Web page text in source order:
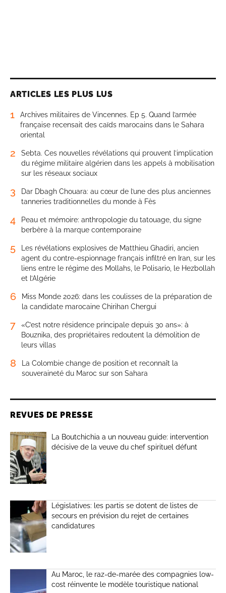
ARTICLES LES PLUS LUS
1
Archives militaires de Vincennes. Ep 5. Quand l’armée
française recensait des caïds marocains dans le Sahara
oriental
2
Sebta. Ces nouvelles révélations qui prouvent l’implication
du régime militaire algérien dans les appels à mobilisation
sur les réseaux sociaux
3
Dar Dbagh Chouara: au cœur de l’une des plus anciennes
tanneries traditionnelles du monde à Fès
4
Peau et mémoire: anthropologie du tatouage, du signe
berbère à la marque contemporaine
5
Les révélations explosives de Matthieu Ghadiri, ancien
agent du contre-espionnage français infiltré en Iran, sur les
liens entre le régime des Mollahs, le Polisario, le Hezbollah
et l’Algérie
6
Miss Monde 2026: dans les coulisses de la préparation de
la candidate marocaine Chirihan Chergui
7
«C’est notre résidence principale depuis 30 ans»: à
Bouznika, des propriétaires redoutent la démolition de
leurs villas
8
La Colombie change de position et reconnaît la
souveraineté du Maroc sur son Sahara
REVUES DE PRESSE
La Boutchichia a un nouveau guide: intervention
décisive de la veuve du chef spirituel défunt
Législatives: les partis se dotent de listes de
secours en prévision du rejet de certaines
candidatures
Au Maroc, le raz-de-marée des compagnies low-
cost réinvente le modèle touristique national